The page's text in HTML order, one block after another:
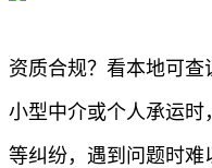
资质合规？看本地可
小型中介或个人承运
等纠纷，遇到问题时